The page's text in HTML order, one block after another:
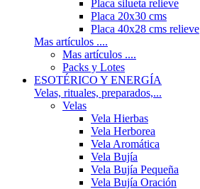
Placa silueta relieve
Placa 20x30 cms
Placa 40x28 cms relieve
Mas artículos ....
Mas artículos ....
Packs y Lotes
ESOTÉRICO Y ENERGÍA
Velas, rituales, preparados,...
Velas
Vela Hierbas
Vela Herborea
Vela Aromática
Vela Bujía
Vela Bujía Pequeña
Vela Bujía Oración